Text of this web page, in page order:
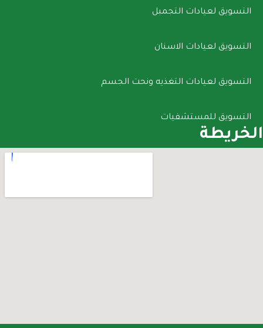
التسويق لعيادات التجمبل
التسويق لعيادات الاسنان
التسويق لعيادات التغذيه ونحت الجسم
التسويق للمستشفيات
الخريطة